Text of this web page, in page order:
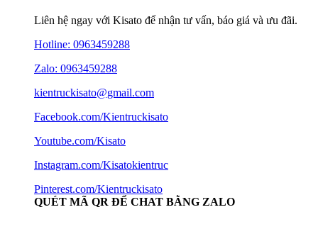
Liên hệ ngay với Kisato để nhận tư vấn, báo giá và ưu đãi.
Hotline: 0963459288
Zalo: 0963459288
kientruckisato@gmail.com
Facebook.com/Kientruckisato
Youtube.com/Kisato
Instagram.com/Kisatokientruc
Pinterest.com/Kientruckisato
QUÉT MÃ QR ĐỂ CHAT BẰNG ZALO